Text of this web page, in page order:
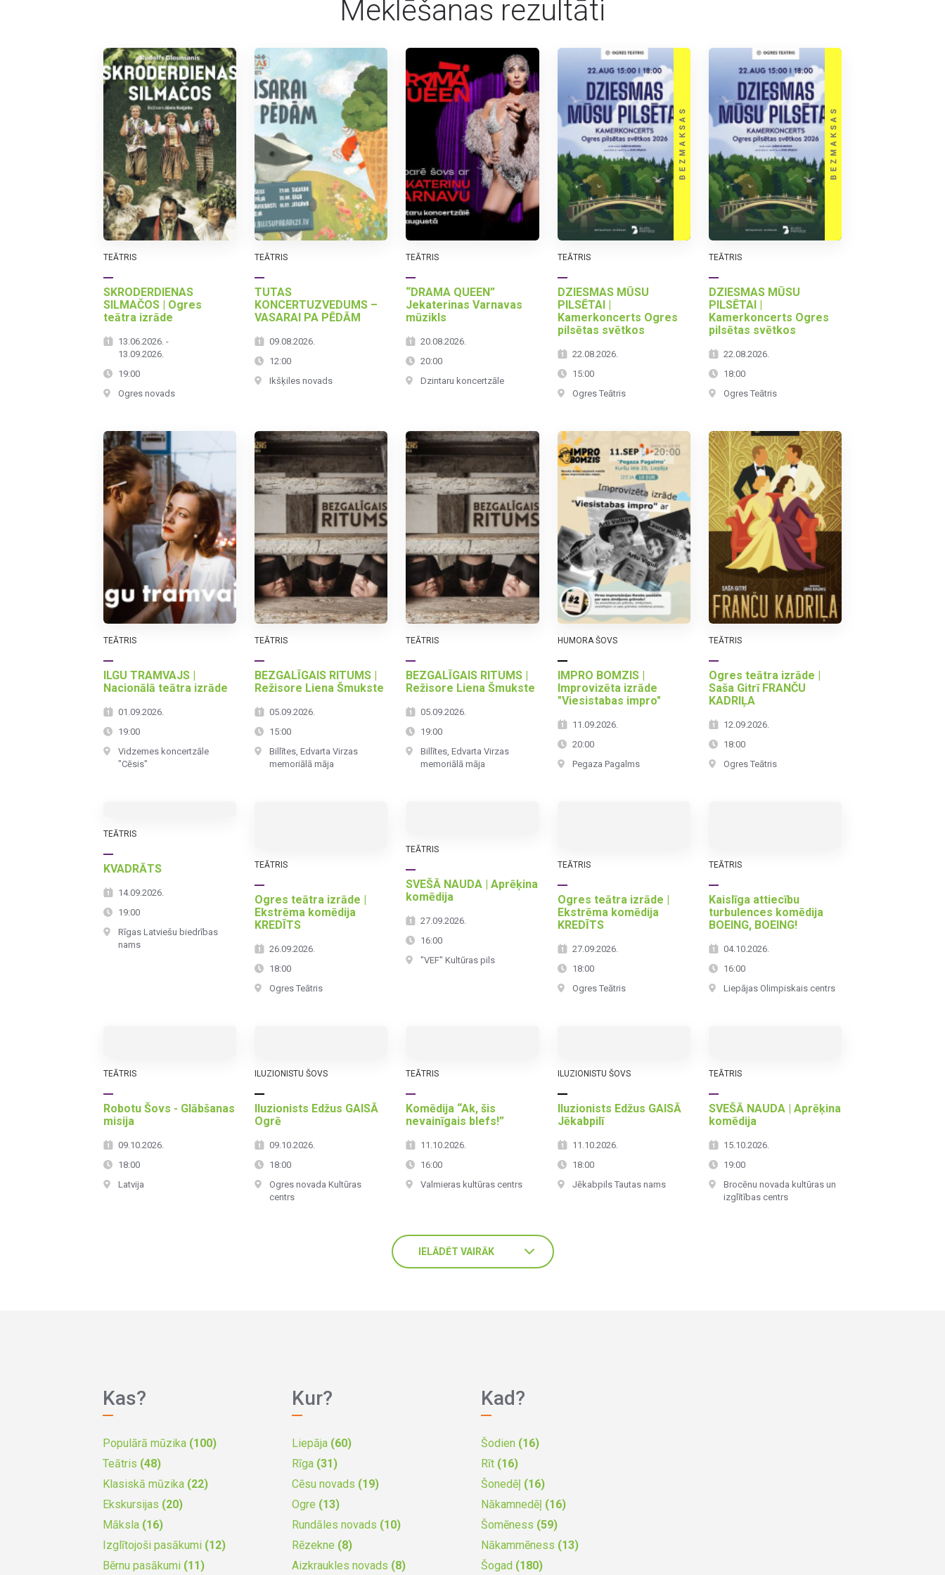
Meklēšanas rezultāti
TEĀTRIS
SKRODERDIENAS
SILMAČOS | Ogres
teātra izrāde
13.06.2026. -
13.09.2026.
19:00
Ogres novads
TEĀTRIS
TUTAS
KONCERTUZVEDUMS –
VASARAI PA PĒDĀM
09.08.2026.
12:00
Ikšķiles novads
TEĀTRIS
“DRAMA QUEEN”
Jekaterinas Varnavas
mūzikls
20.08.2026.
20:00
Dzintaru koncertzāle
TEĀTRIS
DZIESMAS MŪSU
PILSĒTAI |
Kamerkoncerts Ogres
pilsētas svētkos
22.08.2026.
15:00
Ogres Teātris
TEĀTRIS
DZIESMAS MŪSU
PILSĒTAI |
Kamerkoncerts Ogres
pilsētas svētkos
22.08.2026.
18:00
Ogres Teātris
TEĀTRIS
ILGU TRAMVAJS |
Nacionālā teātra izrāde
01.09.2026.
19:00
Vidzemes koncertzāle
"Cēsis"
TEĀTRIS
BEZGALĪGAIS RITUMS |
Režisore Liena Šmukste
05.09.2026.
15:00
Billītes, Edvarta Virzas
memoriālā māja
TEĀTRIS
BEZGALĪGAIS RITUMS |
Režisore Liena Šmukste
05.09.2026.
19:00
Billītes, Edvarta Virzas
memoriālā māja
HUMORA ŠOVS
IMPRO BOMZIS |
Improvizēta izrāde
"Viesistabas impro"
11.09.2026.
20:00
Pegaza Pagalms
TEĀTRIS
Ogres teātra izrāde |
Saša Gitrī FRANČU
KADRIĻA
12.09.2026.
18:00
Ogres Teātris
TEĀTRIS
KVADRĀTS
14.09.2026.
19:00
Rīgas Latviešu biedrības
nams
TEĀTRIS
Ogres teātra izrāde |
Ekstrēma komēdija
KREDĪTS
26.09.2026.
18:00
Ogres Teātris
TEĀTRIS
SVEŠĀ NAUDA | Aprēķina
komēdija
27.09.2026.
16:00
"VEF" Kultūras pils
TEĀTRIS
Ogres teātra izrāde |
Ekstrēma komēdija
KREDĪTS
27.09.2026.
18:00
Ogres Teātris
TEĀTRIS
Kaislīga attiecību
turbulences komēdija
BOEING, BOEING!
04.10.2026.
16:00
Liepājas Olimpiskais centrs
TEĀTRIS
Robotu Šovs - Glābšanas
misija
09.10.2026.
18:00
Latvija
ILUZIONISTU ŠOVS
Iluzionists Edžus GAISĀ
Ogrē
09.10.2026.
18:00
Ogres novada Kultūras
centrs
TEĀTRIS
Komēdija “Ak, šis
nevainīgais blefs!”
11.10.2026.
16:00
Valmieras kultūras centrs
ILUZIONISTU ŠOVS
Iluzionists Edžus GAISĀ
Jēkabpilī
11.10.2026.
18:00
Jēkabpils Tautas nams
TEĀTRIS
SVEŠĀ NAUDA | Aprēķina
komēdija
15.10.2026.
19:00
Brocēnu novada kultūras un
izglītības centrs
IELĀDĒT VAIRĀK
Kas?
Populārā mūzika (100)
Teātris (48)
Klasiskā mūzika (22)
Ekskursijas (20)
Māksla (16)
Izglītojoši pasākumi (12)
Bērnu pasākumi (11)
Kur?
Liepāja (60)
Rīga (31)
Cēsu novads (19)
Ogre (13)
Rundāles novads (10)
Rēzekne (8)
Aizkraukles novads (8)
Kad?
Šodien (16)
Rīt (16)
Šonedēļ (16)
Nākamnedēļ (16)
Šomēness (59)
Nākammēness (13)
Šogad (180)